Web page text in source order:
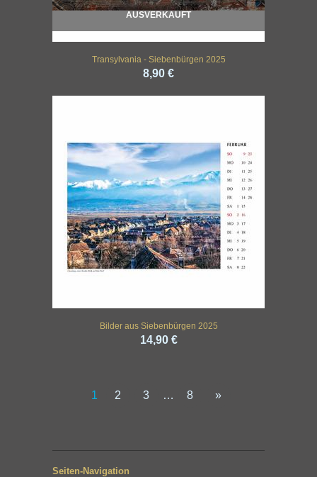
AUSVERKAUFT
Transylvania - Siebenbürgen 2025
8,90 €
Bilder aus Siebenbürgen 2025
14,90 €
1 2 3 … 8 »
Seiten-Navigation